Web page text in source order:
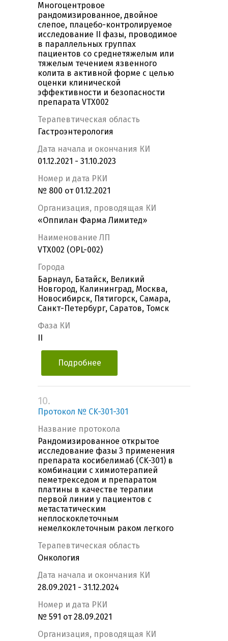
Многоцентровое
рандомизированное, двойное
слепое, плацебо-контролируемое
исследование II фазы, проводимое
в параллельных группах
пациентов со среднетяжелым или
тяжелым течением язвенного
колита в активной форме с целью
оценки клинической
эффективности и безопасности
препарата VTX002
Терапевтическая область
Гастроэнтерология
Дата начала и окончания КИ
01.12.2021 - 31.10.2023
Номер и дата РКИ
№ 800 от 01.12.2021
Организация, проводящая КИ
«Оппилан Фарма Лимитед»
Наименование ЛП
VTX002 (OPL-002)
Города
Барнаул, Батайск, Великий
Новгород, Калининград, Москва,
Новосибирск, Пятигорск, Самара,
Санкт-Петербург, Саратов, Томск
Фаза КИ
Подробнее
10.
Протокол № CK-301-301
Название протокола
Рандомизированное открытое
исследование фазы 3 применения
препарата косибелимаб (CK-301) в
комбинации с химиотерапией
пеметрекседом и препаратом
платины в качестве терапии
первой линии у пациентов с
метастатическим
неплоскоклеточным
немелкоклеточным раком легкого
Терапевтическая область
Онкология
Дата начала и окончания КИ
28.09.2021 - 31.12.2024
Номер и дата РКИ
№ 591 от 28.09.2021
Организация, проводящая КИ